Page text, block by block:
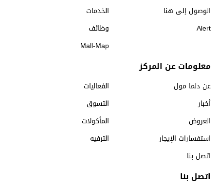
الخدمات
الوصول إلى هنا
وظائف
Alert
Mall-Map
معلومات عن المركز
عن دلما مول
الفعاليات
أخبار
التسوق
العروض
المأكولات
استفسارات الإيجار
الترفيه
اتصل بنا
اتصل بنا